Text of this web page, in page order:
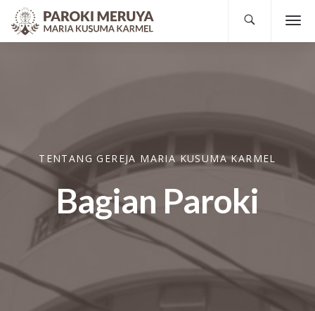
TENTANG GEREJA MARIA KUSUMA KARMEL
Bagian Paroki